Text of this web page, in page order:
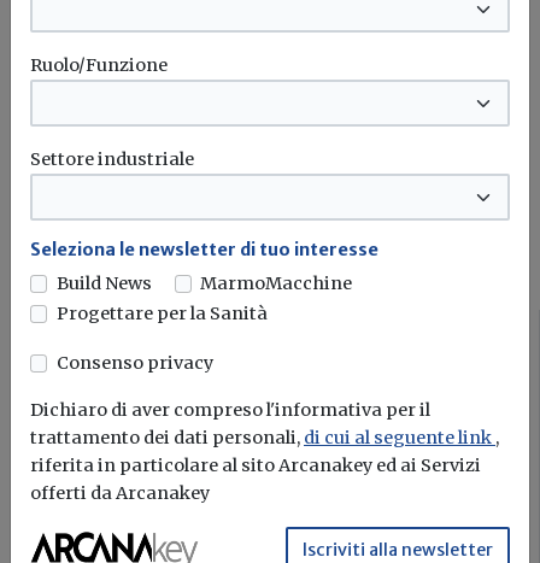
novità in campo di efficienza
energetica e sostenibilità edile
Iscriviti
I più letti sull'argomento
Ruolo/Funzione
Settore industriale
Seleziona le newsletter di tuo interesse
Build News
MarmoMacchine
Progettare per la Sanità
Consenso privacy
Dichiaro di aver compreso l'informativa per il
trattamento dei dati personali, di cui al seguente link ,
riferita in particolare al sito Arcanakey ed ai Servizi
offerti da Arcanakey
Iscriviti alla newsletter